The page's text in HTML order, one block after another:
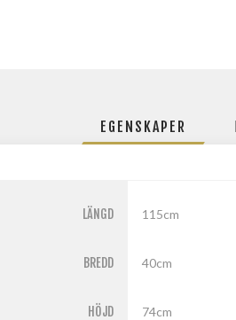
EGENSKAPER
LÄNGD 115cm
BREDD 40cm
HÖJD 74cm